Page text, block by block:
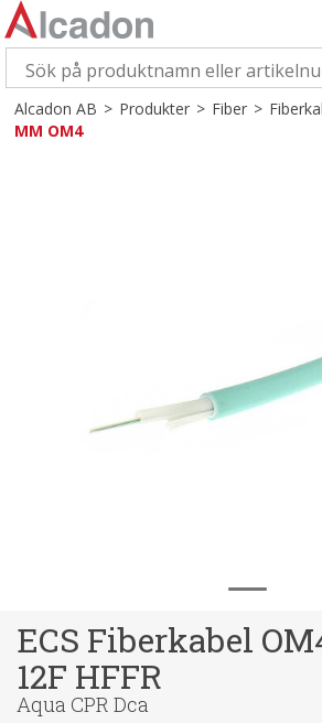
Alcadon AB>Produkter>Fiber>
MM OM4
ECS Fiberkabel
12F HFFR
Aqua CPR Dca